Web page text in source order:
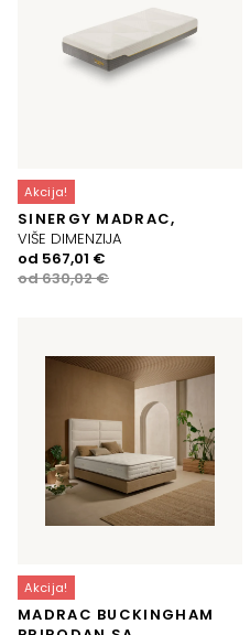
Akcija!
SINERGY MADRAC,
VIŠE DIMENZIJA
od630,02€
Izvorna
cijena
od 567,01 €
Trenutna
cijena
Akcija!
MADRAC BUCKINGHAM